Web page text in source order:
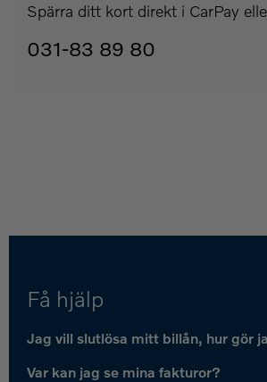
Spärra ditt kort direkt i CarPay
031-83 89 80
Få hjälp
Jag vill slutlösa mitt billån, hur gör
Var kan jag se mina fakturor?